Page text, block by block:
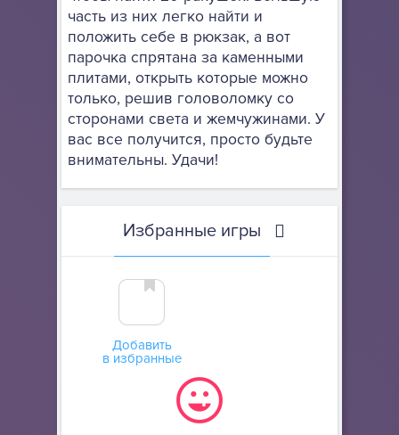
часть из них легко найти и
положить себе в рюкзак, а вот
парочка спрятана за каменными
плитами, открыть которые можно
только, решив головоломку со
сторонами света и жемчужинами. У
вас все получится, просто будьте
внимательны. Удачи!
Избранные игры
Добавить
в избранные